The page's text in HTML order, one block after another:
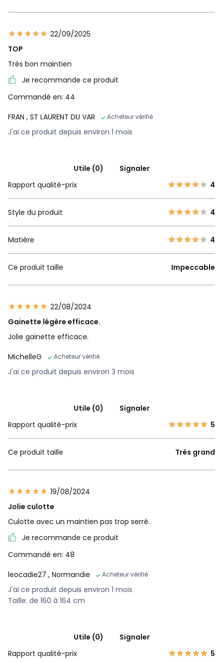
22/09/2025
TOP
Très bon maintien
Je recommande ce produit
Commandé en: 44
FRAN , ST LAURENT DU VAR Acheteur vérifié
J'ai ce produit depuis environ 1 mois
Utile (0)
Signaler
Rapport qualité-prix
4
Style du produit 4
Matière 4
Ce produit taille Impeccable
22/08/2024
Gainette légère efficace.
Jolie gainette efficace.
MichelleG
Acheteur vérifié
J'ai ce produit depuis environ 3 mois
Utile (0)
Signaler
Rapport qualité-prix
5
Ce produit taille Très grand
19/08/2024
Jolie culotte
Culotte avec un maintien pas trop serré.
Je recommande ce produit
Commandé en: 48
leocadie27 , Normandie Acheteur vérifié
J'ai ce produit depuis environ 1 mois
Taille: de 160 à 164 cm
Utile (0)
Signaler
Rapport qualité-prix
5